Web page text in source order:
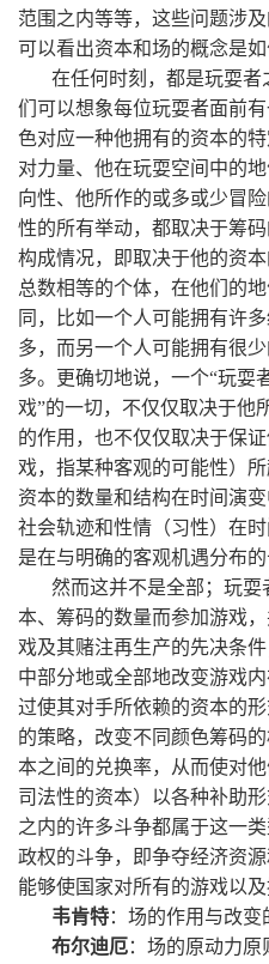
范围之内等等，这些问题涉
可以看出资本和场的概念是
在任何时刻，都是玩耍
们可以想象每位玩耍者面前
色对应一种他拥有的资本的
对力量、他在玩耍空间中的
向性、他所作的或多或少冒
性的所有举动，都取决于筹
构成情况，即取决于他的资
总数相等的个体，在他们的
同，比如一个人可能拥有许
多，而另一个人可能拥有很
多。更确切地说，一个“玩耍
戏”的一切，不仅仅取决于他
的作用，也不仅仅取决于保
戏，指某种客观的可能性）
资本的数量和结构在时间演
社会轨迹和性情（习性）在
是在与明确的客观机遇分布
然而这并不是全部；玩
本、筹码的数量而参加游戏
戏及其赌注再生产的先决条
中部分地或全部地改变游戏
过使其对手所依赖的资本的
的策略，改变不同颜色筹码
本之间的兑换率，从而使对
司法性的资本）以各种补助
之内的许多斗争都属于这一
政权的斗争，即争夺经济资
能够使国家对所有的游戏以
韦肯特：场的作用与改变
布尔迪厄：场的原动力原